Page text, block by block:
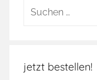
Suchen
jetzt bestellen!